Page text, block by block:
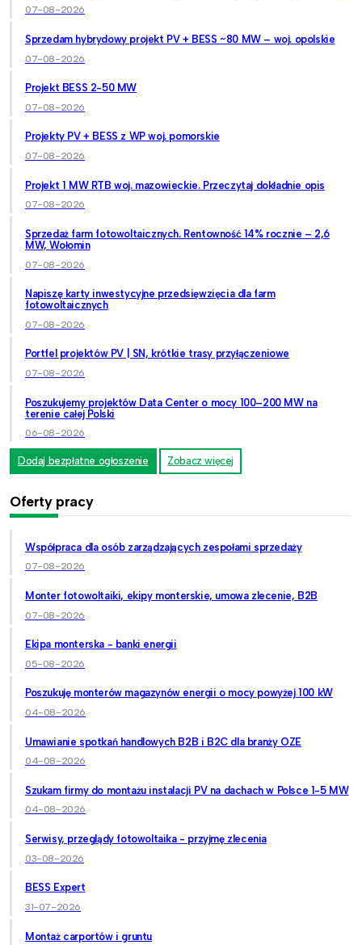
07-08-2026
Sprzedam hybrydowy projekt PV + BESS ~80 MW – woj. opolskie
07-08-2026
Projekt BESS 2-50 MW
07-08-2026
Projekty PV + BESS z WP woj. pomorskie
07-08-2026
Projekt 1 MW RTB woj. mazowieckie. Przeczytaj dokładnie opis
07-08-2026
Sprzedaż farm fotowoltaicznych. Rentowność 14% rocznie – 2,6
MW, Wołomin
07-08-2026
Napiszę karty inwestycyjne przedsięwzięcia dla farm
fotowoltaicznych
07-08-2026
Portfel projektów PV | SN, krótkie trasy przyłączeniowe
07-08-2026
Poszukujemy projektów Data Center o mocy 100–200 MW na
terenie całej Polski
06-08-2026
Dodaj bezpłatne ogłoszenie Zobacz więcej
Oferty pracy
Współpraca dla osób zarządzających zespołami sprzedaży
07-08-2026
Monter fotowoltaiki, ekipy monterskie, umowa zlecenie, B2B
07-08-2026
Ekipa monterska - banki energii
05-08-2026
Poszukuję monterów magazynów energii o mocy powyżej 100 kW
04-08-2026
Umawianie spotkań handlowych B2B i B2C dla branży OZE
04-08-2026
Szukam firmy do montażu instalacji PV na dachach w Polsce 1-5 MW
04-08-2026
Serwisy, przeglądy fotowoltaika - przyjmę zlecenia
03-08-2026
BESS Expert
31-07-2026
Montaż carportów i gruntu